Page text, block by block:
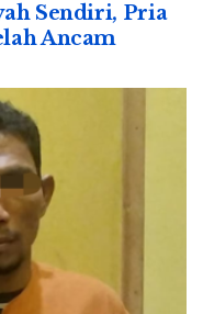
Sendiri, Pria
Ancam